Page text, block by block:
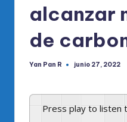
el
M
alcanzar
de
Publicado
Yan Pan R junio 27, 2022
Press play to